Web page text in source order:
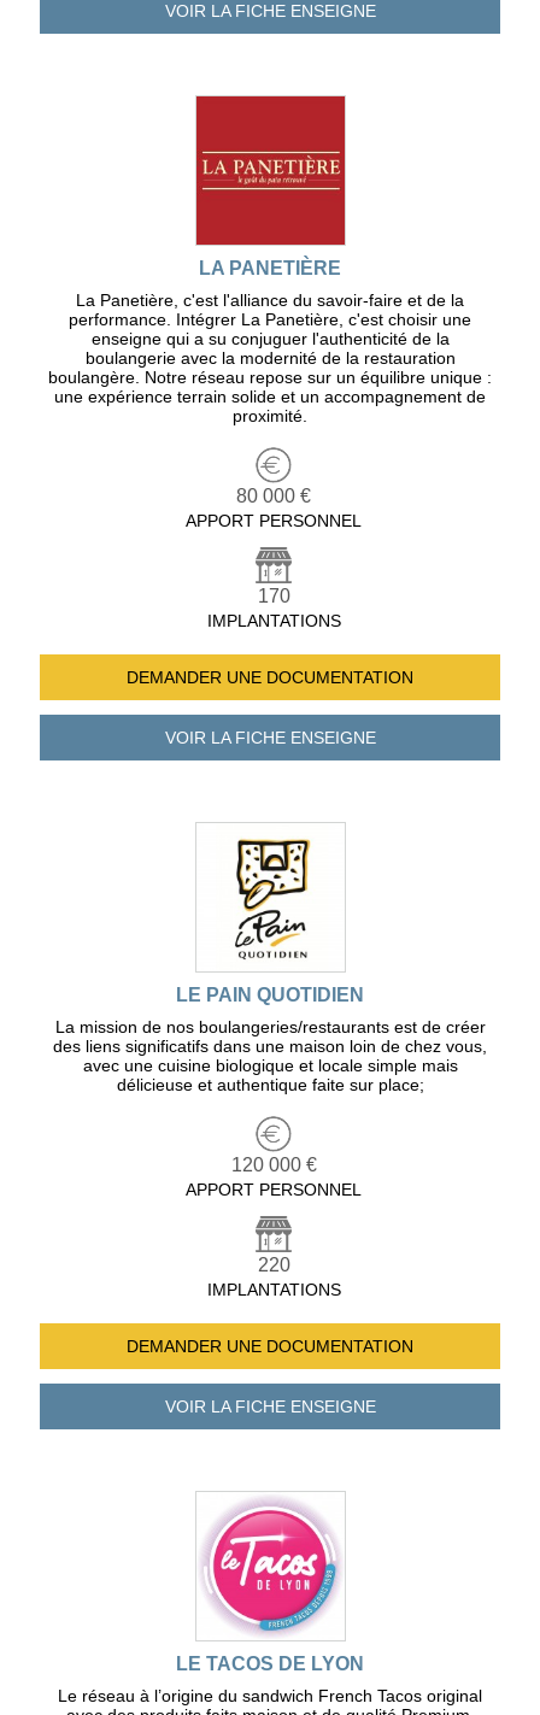
VOIR LA FICHEENSEIGNE
LA PANETIÈRE
La Panetière, c'est l'alliance du savoir-faire et de la
performance. Intégrer La Panetière, c'est choisir une
enseigne qui a su conjuguer l'authenticité de la
boulangerie avec la modernité de la restauration
boulangère. Notre réseau repose sur un équilibre unique :
une expérience terrain solide et un accompagnement de
proximité.
80 000 €
APPORT PERSONNEL
170
IMPLANTATIONS
DEMANDER UNE DOCUMENTATION
VOIR LA FICHEENSEIGNE
LE PAIN QUOTIDIEN
La mission de nos boulangeries/restaurants est de créer
des liens significatifs dans une maison loin de chez vous,
avec une cuisine biologique et locale simple mais
délicieuse et authentique faite sur place;
120 000 €
APPORT PERSONNEL
220
IMPLANTATIONS
DEMANDER UNE DOCUMENTATION
VOIR LA FICHEENSEIGNE
LE TACOS DE LYON
Le réseau à l’origine du sandwich French Tacos original